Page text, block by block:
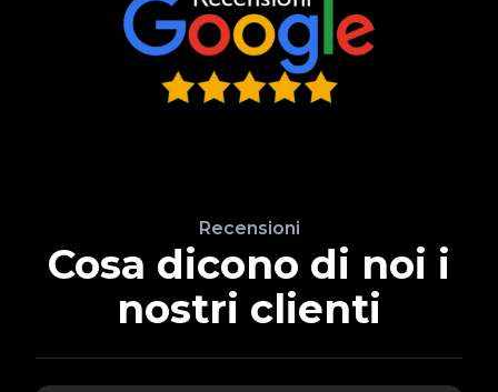
Recensioni
Cosa dicono di noi i
nostri clienti